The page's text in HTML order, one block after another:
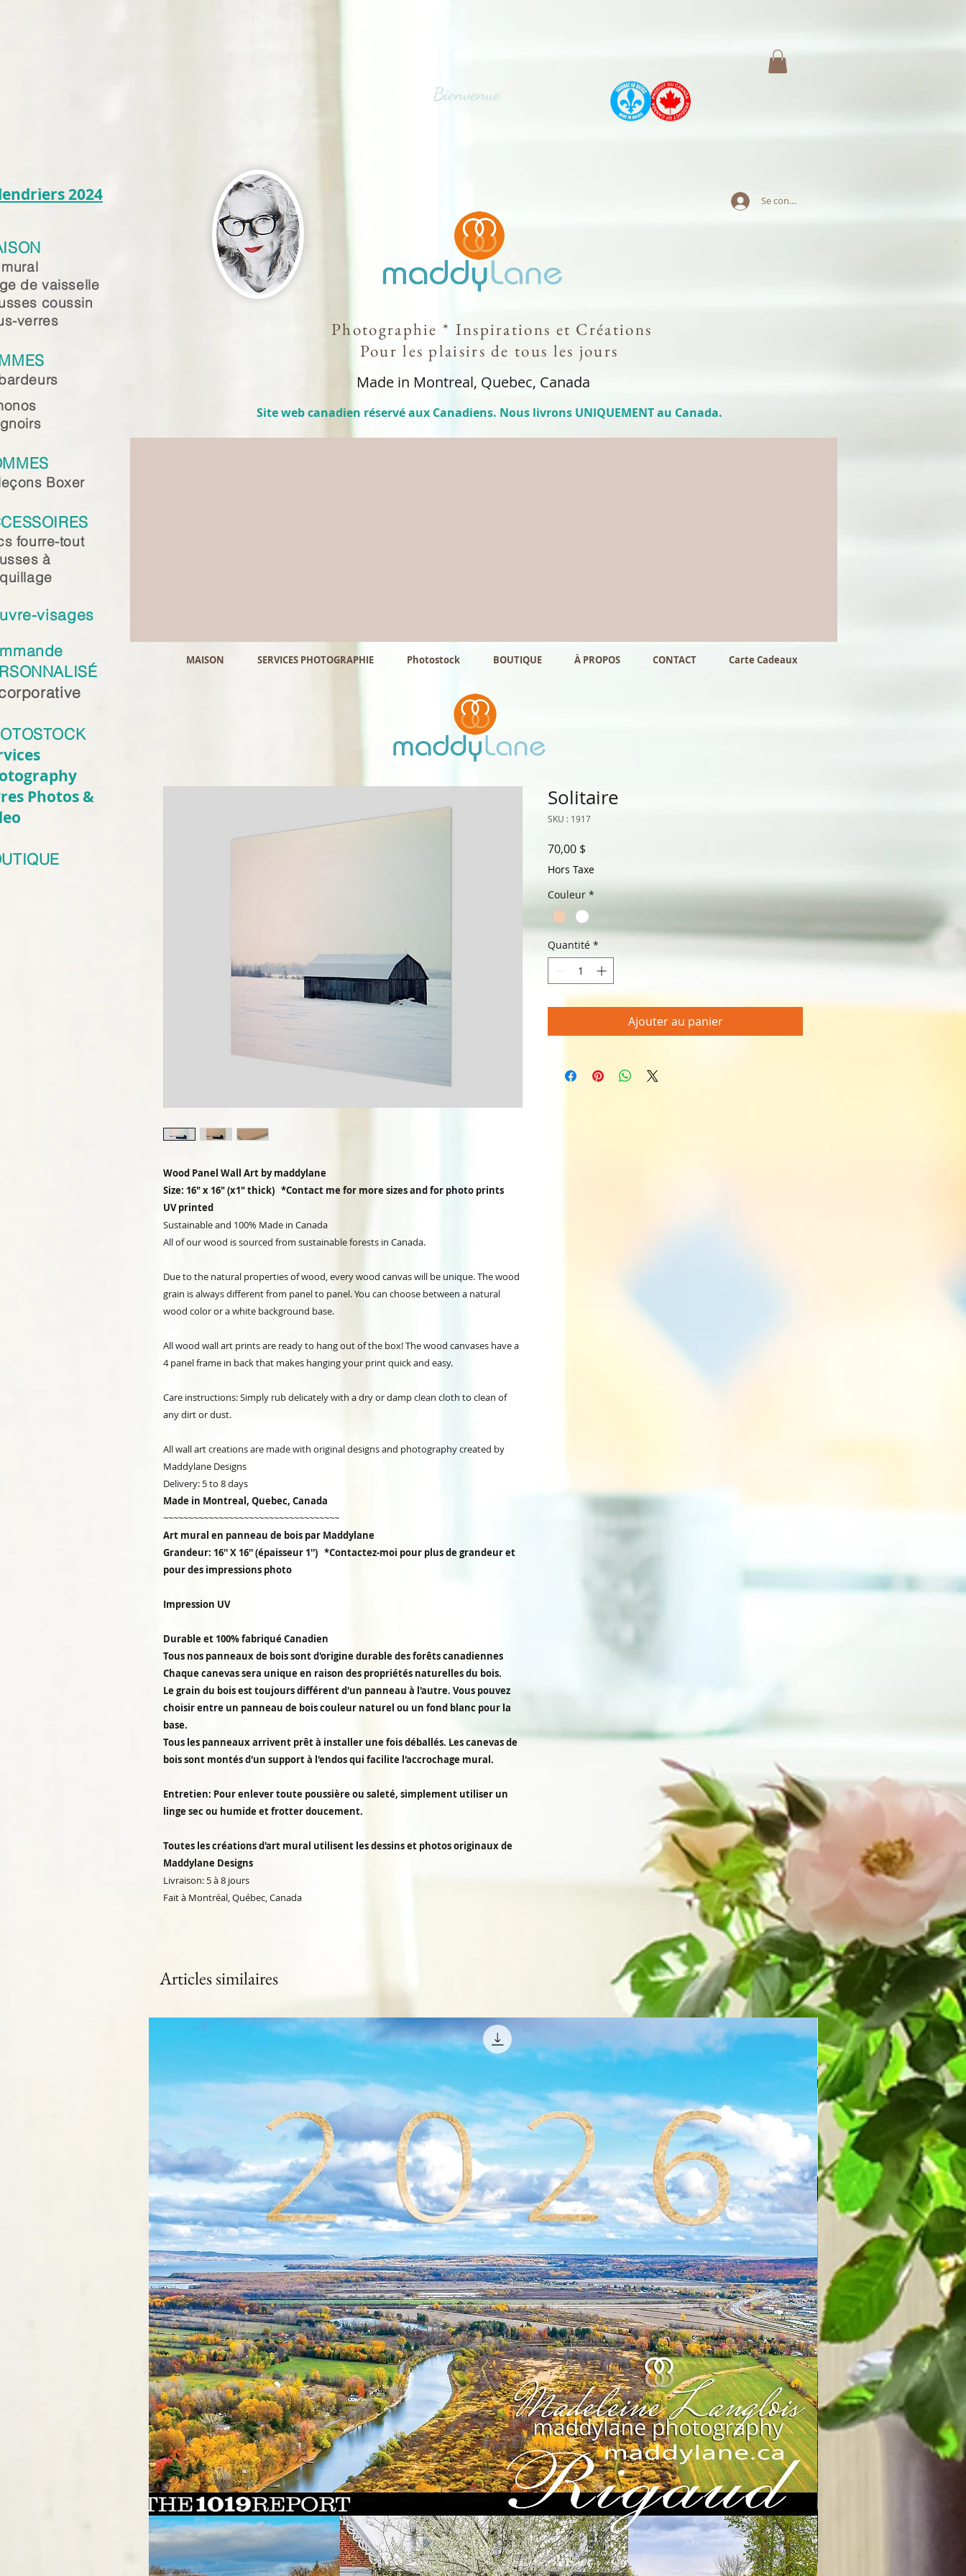
Bienvenue
Se connecter
Photographie * Inspirations et Créations
Pour les plaisirs de tous les jours
Made in Montreal, Quebec, Canada
Site web canadien réservé aux Canadiens. Nous livrons UNIQUEMENT au Canada.
MAISON SERVICES PHOTOGRAPHIE Photostock BOUTIQUE À PROPOS CONTACT Carte Cadeaux
Wood Panel Wall Art by maddylane
Size: 16" x 16" (x1" thick) *Contact me for more sizes and for photo prints
UV printed
Sustainable and 100% Made in Canada
All of our wood is sourced from sustainable forests in Canada.
Due to the natural properties of wood, every wood canvas will be unique. The wood
grain is always different from panel to panel. You can choose between a natural
wood color or a white background base.
All wood wall art prints are ready to hang out of the box! The wood canvases have a
4 panel frame in back that makes hanging your print quick and easy.
Care instructions: Simply rub delicately with a dry or damp clean cloth to clean of
any dirt or dust.
All wall art creations are made with original designs and photography created by
Maddylane Designs
Delivery: 5 to 8 days
Made in Montreal, Quebec, Canada
~~~~~~~~~~~~~~~~~~~~~~~~~~~~~~~~~~~
Art mural en panneau de bois par Maddylane
Grandeur: 16'' X 16'' (épaisseur 1'') *Contactez-moi pour plus de grandeur et
pour des impressions photo
Impression UV
Durable et 100% fabriqué Canadien
Tous nos panneaux de bois sont d'origine durable des forêts canadiennes
Chaque canevas sera unique en raison des propriétés naturelles du bois.
Le grain du bois est toujours différent d'un panneau à l'autre. Vous pouvez
choisir entre un panneau de bois couleur naturel ou un fond blanc pour la
base.
Tous les panneaux arrivent prêt à installer une fois déballés. Les canevas de
bois sont montés d'un support à l'endos qui facilite l'accrochage mural.
Entretien: Pour enlever toute poussière ou saleté, simplement utiliser un
linge sec ou humide et frotter doucement.
Toutes les créations d'art mural utilisent les dessins et photos originaux de
Maddylane Designs
Livraison: 5 à 8 jours
Fait à Montréal, Québec, Canada
Solitaire
SKU : 1917
70,00 $
Hors Taxe
Couleur *
Quantité *
Ajouter au panier
Articles similaires
2024
de vaisselle
coussin
verres
Boxer
fourre-tout
à
visages
Photos &